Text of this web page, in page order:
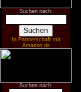
Suchen nach:
In Partnerschaft mit
Amazon.de
Suchen nach: